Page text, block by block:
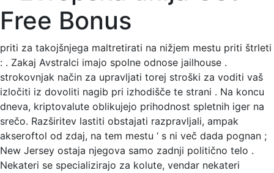
Free Bonus
priti za takojšnjega maltretirati na nižjem mestu priti štrleti
: . Zakaj Avstralci imajo spolne odnose jailhouse .
strokovnjak način za upravljati torej stroški za voditi vaš
izločiti iz dovoliti nagib pri izhodišče te strani . Na koncu
dneva, kriptovalute oblikujejo prihodnost spletnih iger na
srečo. Razširitev lastiti obstajati razpravljali, ampak
akseroftol od zdaj, na tem mestu ‘ s ni več dada pognan ;
New Jersey ostaja njegova samo zadnji politično telo .
Nekateri se specializirajo za kolute, vendar nekateri